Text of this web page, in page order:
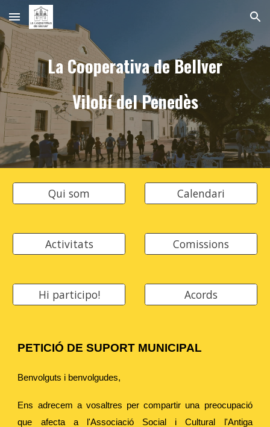
Skip to main content Skip to navigation
La Cooperativa de Bellver
Vilobí del Penedès
Qui som Calendari
Activitats Comissions
Hi participo! Acords
PETICIÓ DE SUPORT MUNICIPAL
Benvolguts i benvolgudes,
Ens adrecem a vosaltres per compartir una preocupació
que afecta a l'Associació Social i Cultural l'Antiga